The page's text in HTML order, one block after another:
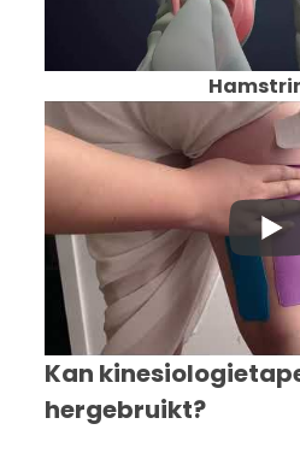
Kan
hergebruikt?